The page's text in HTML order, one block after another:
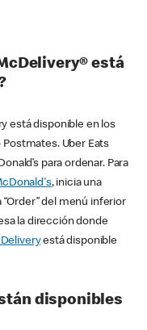
está
está disponible en los
Postmates. Uber Eats
para ordenar. Para
, inicia una
del menú inferior
la dirección donde
está disponible
disponibles